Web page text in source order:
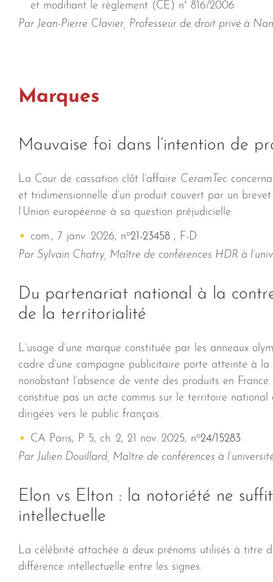
et modifiant le règlement (CE) n° 816/2006
Par Jean-Pierre Clavier, Professeur de droit privé à
Marques
Mauvaise foi dans l’intention de
La Cour de cassation clôt l’affaire CeramTec
et tridimensionnelle d’un produit couvert par un
l’Union européenne à sa question préjudicielle.
com., 7 janv. 2026, no21-23458 , F-D
Par Sylvain Chatry, Maître de conférences HDR à
Du partenariat national à la
de la territorialité
L’usage d’une marque constituée par les anneaux
cadre d’une campagne publicitaire porte atteinte à
nonobstant l’absence de vente des produits en
constitue pas un acte commis sur le territoire
dirigées vers le public français.
CA Paris, P. 5, ch. 2, 21 nov. 2025, no24/15283
Par Julien Douillard, Maître de conférences à
Elon vs Elton : la notoriété ne
intellectuelle
La célébrité attachée à deux prénoms utilisés à titre
différence intellectuelle entre les signes.